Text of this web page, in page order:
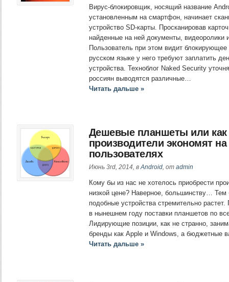
Вирус-блокировщик, носящий название
установленным на смартфон, начинает
устройство SD-карты. Просканировав
найденные на ней документы, видеоролики
Пользователь при этом видит
русском языке у него требуют заплатить
устройства. Техноблог Naked Security
россиян выводятся различные…
Читать дальше »
Дешевые планшеты или как
производители экономят на
пользователях
Июнь 3rd, 2014, вAndroid, от admin
Кому бы из нас не хотелось приобрести
низкой цене? Наверное, большинству… Тем
подобные устройства стремительно
в нынешнем году поставки планшетов по
Лидирующие позиции, как не странно,
бренды как Apple и Windows, а бюджетные
Читать дальше »